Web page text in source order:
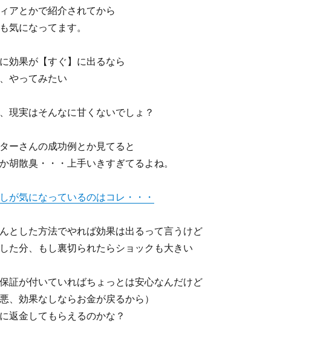
アとかで紹介されてから
気になってます。
効果が【すぐ】に出るなら
やってみたい
現実はそんなに甘くないでしょ？
ーさんの成功例とか見てると
胡散臭・・・上手いきすぎてるよね。
が気になっているのはコレ・・・
とした方法でやれば効果は出るって言うけど
た分、もし裏切られたらショックも大きい
証が付いていればちょっとは安心なんだけど
悪、効果なしならお金が戻るから）
返金してもらえるのかな？